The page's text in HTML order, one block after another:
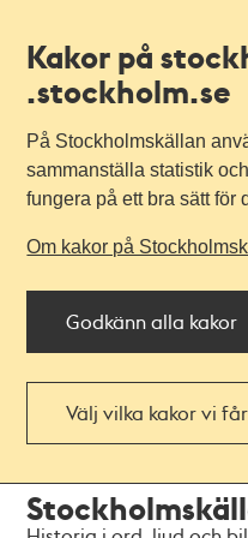
Kakor på
.stockholm.se
På Stockholmskällan
sammanställa statistik
fungera på ett bra sätt för
Om kakor på
Godkänn alla kakor
Välj vilka kakor vi
navigationen
huvudinnehållet